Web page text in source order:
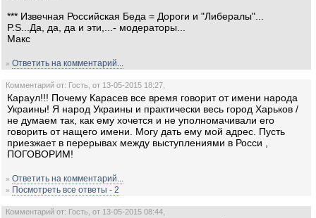
*** Извечная Российская Беда = Дороги и "Либералы"...
P.S...Да, да, да и эти,...- модераторы...
Макс
» Ответить на комментарий...
Комментарий от: Гость, от 13-05-2015 18:27,
Караул!!! Почему Карасев все время говорит от имени народа
Украины! Я народ Украины и практически весь город Харьков /
не думаем так, как ему хочется и не уполномачивали его
говорить от нащего имени. Могу дать ему мой адрес. Пусть
приезжает в перерывах между выступлениями в Росси ,
ПОГОВОРИМ!
» Ответить на комментарий...
» Посмотреть все ответы - 2
Комментарий от: Гость, от 13-05-2015 08:44,